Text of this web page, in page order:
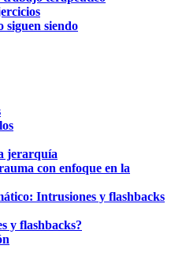
siguen siendo
jerarquía
con enfoque en la
Intrusiones y flashbacks
y flashbacks?